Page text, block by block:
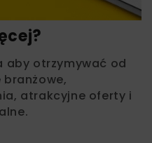
aby otrzymywać od
atrakcyjne oferty i